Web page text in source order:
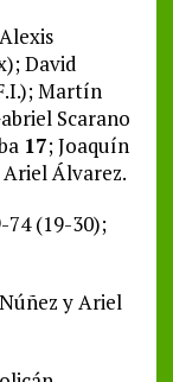
David
Martín
Scarano
17; Joaquín
Ariel Álvarez.
74 (19-30);
y Ariel